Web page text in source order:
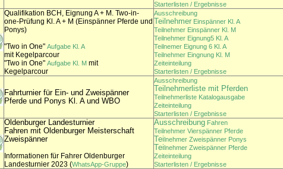
Starterlisten / Ergebnisse
Qualifikation BCH, Eignung A + M. Two-in-
one-Prüfung Kl. A + M (Einspänner Pferde und
Ponys)
"Two in One" Aufgabe Kl. A
mit Kegelparcour
"Two in One" Aufgabe Kl. M mit
Kegelparcour
Ausschreibung
Teilnehmer Einspänner Kl. A
Teilnehmer Einspänner Kl. M
Teilnehmer Eignung5 Kl. A
Teilnemer Eignung 6 Kl. A
Teilnehmer Eingnung Kl. M
Zeiteinteilung
Starterlisten / Ergebnisse
Fahrturnier für Ein- und Zweispänner
Pferde und Ponys Kl. A und WBO
Ausschreibung
Teilnehmerliste mit Pferden
Teilnehmerliste Katalogausgabe
Zeiteinteilung
Starterlisten / Ergebnisse
Oldenburger Landesturnier
Fahren mit Oldenburger Meisterschaft
Zweispänner
Informationen für Fahrer Oldenburger
Landesturnier 2023 (WhatsApp-Gruppe)
Ausschreibung Fahren
Teilnehmer Vierspänner Pferde
Teilnehmer Zweispänner Ponys
Teilnehmer Zweispänner Pferde
Zeiteinteilung
Starterlisten / Ergebnisse